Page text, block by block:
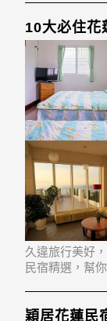
10大必住花
久違旅行美好
民宿精選，幫
穎居花蓮民